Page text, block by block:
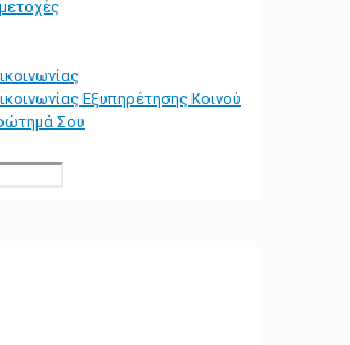
Εξυπηρέτησης Κοινού
Σου